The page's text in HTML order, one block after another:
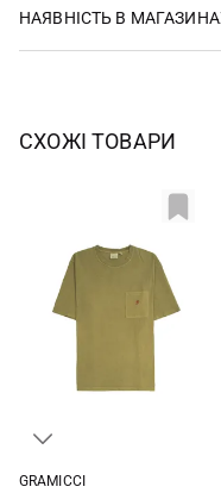
НАЯВНІСТЬ В
СХОЖІ ТОВАРИ
GRAMICCI